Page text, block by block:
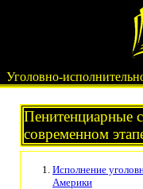
Уголовно-
Пенитенциарные
современном
Исполнение
Америки